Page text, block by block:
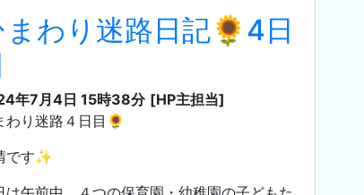
まわり迷路日記🌻4日
年7月4日 15時38分 [HP主担当]
わり迷路４日目🌻
です✨